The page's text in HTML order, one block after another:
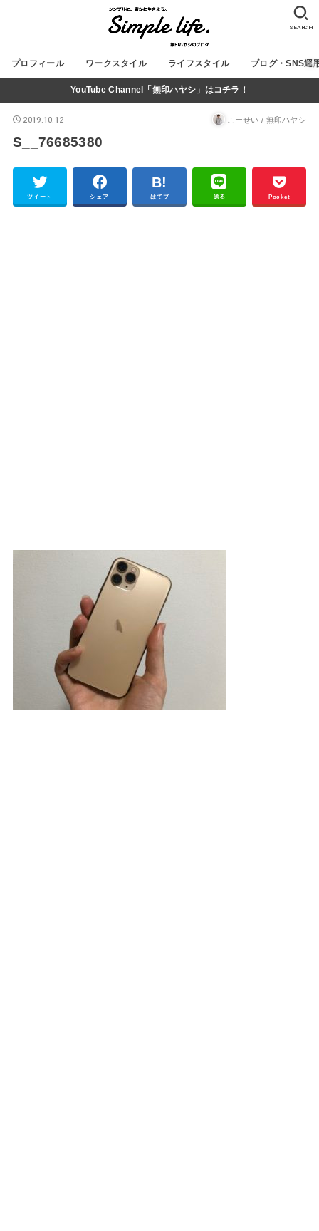
プロフィール ワークスタイル ライフスタイル ブログ・SNS運
SEARCH
YouTube Channel「無印ハヤシ」はコチラ！
2019.10.12 こーせい / 無印ハヤシ
S__76685380
ツイート シェア はてブ 送る Pocket